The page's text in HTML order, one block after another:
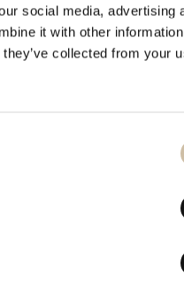
social media, advertising
it with other
collected from your